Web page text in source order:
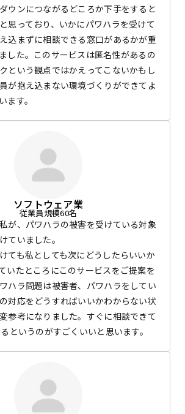
ウンにつながるどころか下手をすると
思っており、いかにパワハラを受けて
込まずに相談できる窓口があるかが重
した。このサービスは匿名性があるの
という観点ではかえってこないかもし
が抱え込まない環境づくりができてよ
ます。
ソフトウェア業
従業員規模60名
が、パワハラの被害を受けている対象
ていました。
ても私としても次にどうしたらいいか
いたところにこのサービスをご提案を
ハラ問題は被害者、パワハラをしてい
対応をどうすればいいかわからない状
参考になりました。すぐに相談できて
というのがすごくいいと思います。